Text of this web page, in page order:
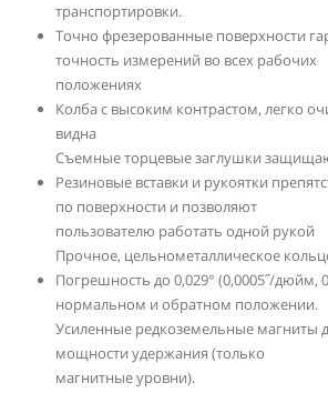
транспортировки.
Точно фрезерованные поверхности
точность измерений во всех рабочих
положениях
Колба с высоким контрастом, легко
видна
Съемные торцевые заглушки
Резиновые вставки и рукоятки
по поверхности и позволяют
пользователю работать одной рукой
Прочное, цельнометаллическое
Погрешность до 0,029° (0,0005˝/дюйм,
нормальном и обратном положении.
Усиленные редкоземельные магниты
мощности удержания (только
магнитные уровни).